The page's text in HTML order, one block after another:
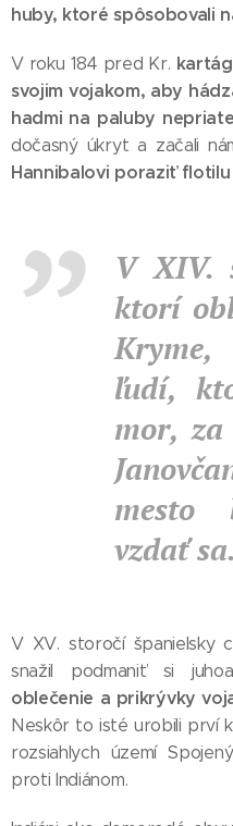
huby, ktoré spôsobovali
V roku 184 pred Kr.
svojim vojakom, aby
hadmi na paluby
dočasný úkryt a začali
Hannibalovi poraziť flotilu
V XIV.
ktorí
ľudí,
mor, za
mesto
vzdať sa.
V XV. storočí španielsky
snažil podmaniť si
oblečenie a prikrývky
Neskôr to isté urobili prví
rozsiahlych území
proti Indiánom.